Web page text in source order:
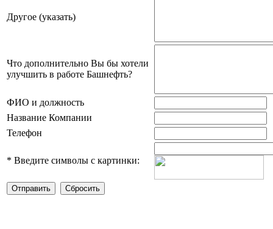
Другое (указать)
Что дополнительно Вы бы хотели
улучшить в работе Башнефть?
ФИО и должность
Название Компании
Телефон
* Введите символы с картинки: